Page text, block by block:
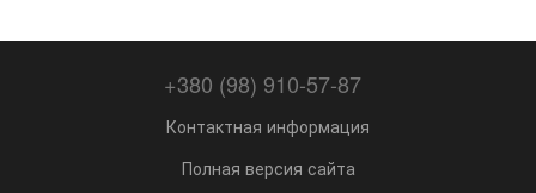
+380 (98) 910-57-87
Контактная информация
Полная версия сайта